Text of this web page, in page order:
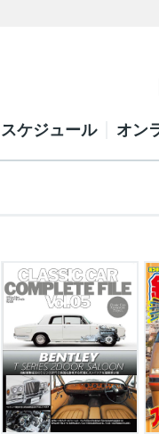
スケジュール オン